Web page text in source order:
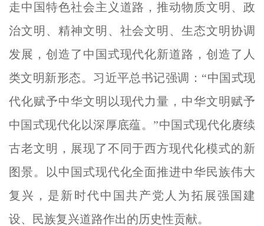
走中国特色社会主义道路，推动物质文明、政
治文明、精神文明、社会文明、生态文明协调
发展，创造了中国式现代化新道路，创造了人
类文明新形态。习近平总书记强调：“中国式现
代化赋予中华文明以现代力量，中华文明赋予
中国式现代化以深厚底蕴。”中国式现代化赓续
古老文明，展现了不同于西方现代化模式的新
图景。以中国式现代化全面推进中华民族伟大
复兴，是新时代中国共产党人为拓展强国建
设、民族复兴道路作出的历史性贡献。